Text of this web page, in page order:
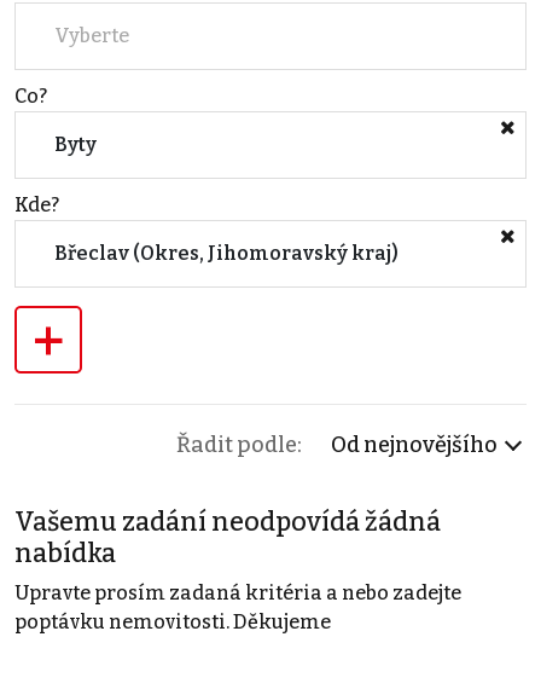
Vyberte
Co?
Byty
Kde?
Břeclav (Okres, Jihomoravský kraj)
+
Řadit podle: Od nejnovějšího
Vašemu zadání neodpovídá žádná
nabídka
Upravte prosím zadaná kritéria a nebo zadejte
poptávku nemovitosti. Děkujeme